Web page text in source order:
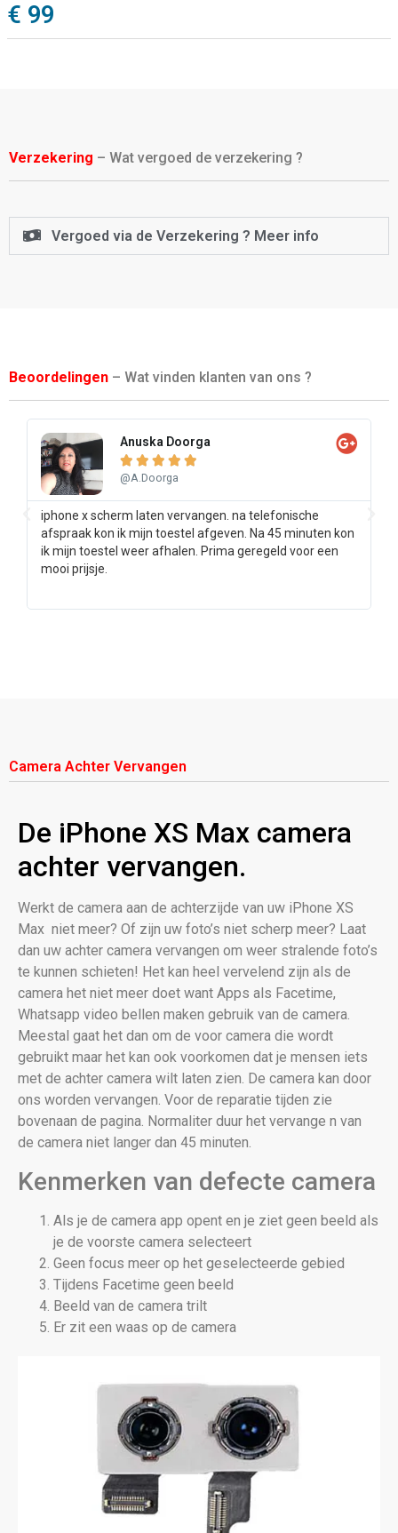
€ 99
Verzekering – Wat vergoed de verzekering ?
Vergoed via de Verzekering ? Meer info
Beoordelingen – Wat vinden klanten van ons ?
Anuska Doorga
    
@A.Doorga
iphone x scherm laten vervangen. na telefonische
afspraak kon ik mijn toestel afgeven. Na 45 minuten kon
ik mijn toestel weer afhalen. Prima geregeld voor een
mooi prijsje.
Camera Achter Vervangen
De iPhone XS Max camera
achter vervangen.
Werkt de camera aan de achterzijde van uw iPhone XS
Max niet meer? Of zijn uw foto’s niet scherp meer? Laat
dan uw achter camera vervangen om weer stralende foto’s
te kunnen schieten! Het kan heel vervelend zijn als de
camera het niet meer doet want Apps als Facetime,
Whatsapp video bellen maken gebruik van de camera.
Meestal gaat het dan om de voor camera die wordt
gebruikt maar het kan ook voorkomen dat je mensen iets
met de achter camera wilt laten zien. De camera kan door
ons worden vervangen. Voor de reparatie tijden zie
bovenaan de pagina. Normaliter duur het vervange n van
de camera niet langer dan 45 minuten.
Kenmerken van defecte camera
Als je de camera app opent en je ziet geen beeld als
je de voorste camera selecteert
Geen focus meer op het geselecteerde gebied
Tijdens Facetime geen beeld
Beeld van de camera trilt
Er zit een waas op de camera